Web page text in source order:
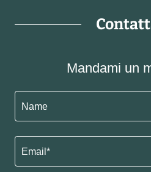
Mandami un
Name
Email*